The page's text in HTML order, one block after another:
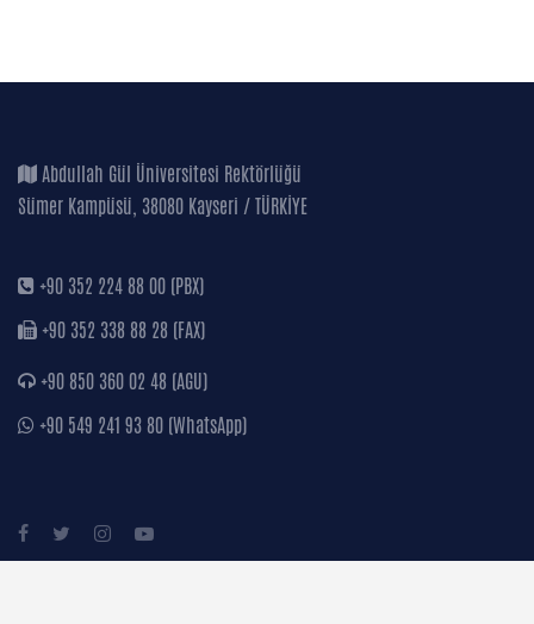
Abdullah Gül Üniversitesi Rektörlüğü
Sümer Kampüsü, 38080 Kayseri / TÜRKİYE
+90 352 224 88 00 (PBX)
+90 352 338 88 28 (FAX)
+90 850 360 02 48 (AGU)
+90 549 241 93 80 (WhatsApp)